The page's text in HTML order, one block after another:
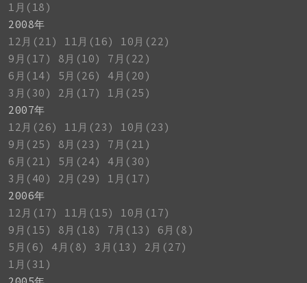
1月(18)
2008年
12月(21)
11月(16)
10月(22)
9月(17)
8月(10)
7月(22)
6月(14)
5月(26)
4月(20)
3月(30)
2月(17)
1月(25)
2007年
12月(26)
11月(23)
10月(23)
9月(25)
8月(23)
7月(21)
6月(21)
5月(24)
4月(30)
3月(40)
2月(29)
1月(17)
2006年
12月(17)
11月(15)
10月(17)
9月(15)
8月(18) 7月(13)
6月(8)
5月(6)
4月(8) 3月(13)
2月(27)
1月(31)